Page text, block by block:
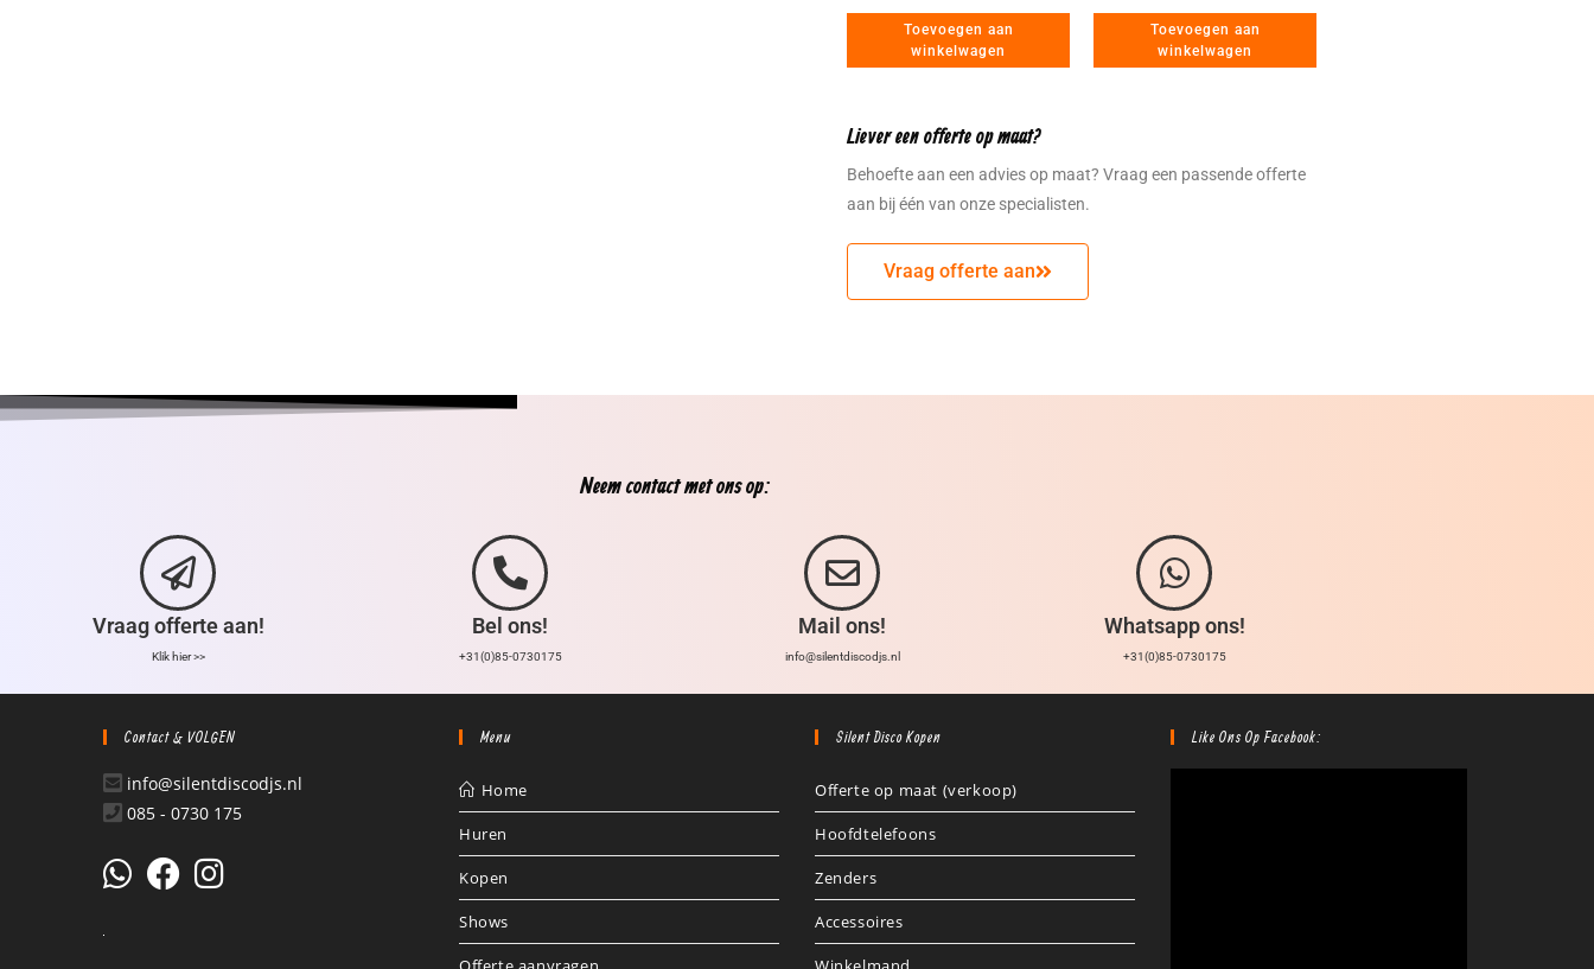
Toevoegen aan
winkelwagen
Toevoegen aan
winkelwagen
Liever een offerte op maat?
Behoefte aan een advies op maat? Vraag een passende offerte
aan bij één van onze specialisten.
Vraag offerte aan
Neem contact met ons op:
Vraag offerte aan!
Klik hier >>
Bel ons!
+31(0)85-0730175
Mail ons!
info@silentdiscodjs.nl
Whatsapp ons!
+31(0)85-0730175
Contact & VOLGEN
info@silentdiscodjs.nl
085 - 0730 175
Menu
Home
Huren
Kopen
Shows
Silent Disco Kopen
Offerte op maat (verkoop)
Hoofdtelefoons
Zenders
Accessoires
Like Ons Op Facebook: